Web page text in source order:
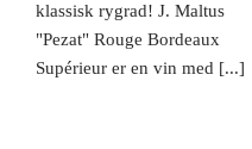
klassisk rygrad! J. Maltus
"Pezat" Rouge Bordeaux
Supérieur er en vin med [...]